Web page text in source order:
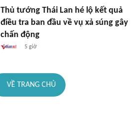
Thủ tướng Thái Lan hé lộ kết quả
điều tra ban đầu về vụ xả súng gây
chấn động
5 giờ
VỀ TRANG CHỦ